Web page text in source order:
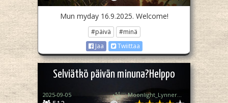
Mun myday 16.9.2025. Welcome!
#päivä
#minä
Jaa
Twiittaa
Selviätkö päivän minuna?Helppo
2025-09-05 ꧁♡ Moonlight_Lynner_Lover ♡꧂